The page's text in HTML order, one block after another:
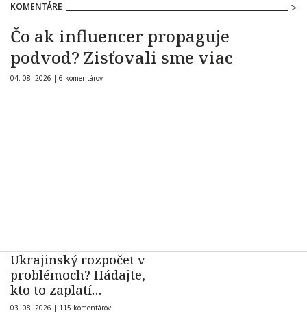
KOMENTÁRE
Čo ak influencer propaguje
podvod? Zisťovali sme viac
04. 08. 2026 | 6 komentárov
Ukrajinský rozpočet v
problémoch? Hádajte,
kto to zaplatí…
03. 08. 2026 | 115 komentárov